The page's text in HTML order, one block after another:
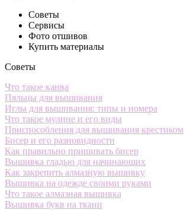
Советы
Сервисы
Фото отшивов
Купить материалы
Советы
Что такое канва
Пяльцы для вышивания
Иглы для вышивания: типы и номера
Что такое мулине и его виды
Приспособления для вышивания крестиком
Бисер и его разновидности
Как правильно пришивать бисер
Вышивка гладью для начинающих
Как закрепить алмазную вышивку
Вышивка на одежде своими руками
Что такое алмазная вышивка
Вышивка букв на ткани